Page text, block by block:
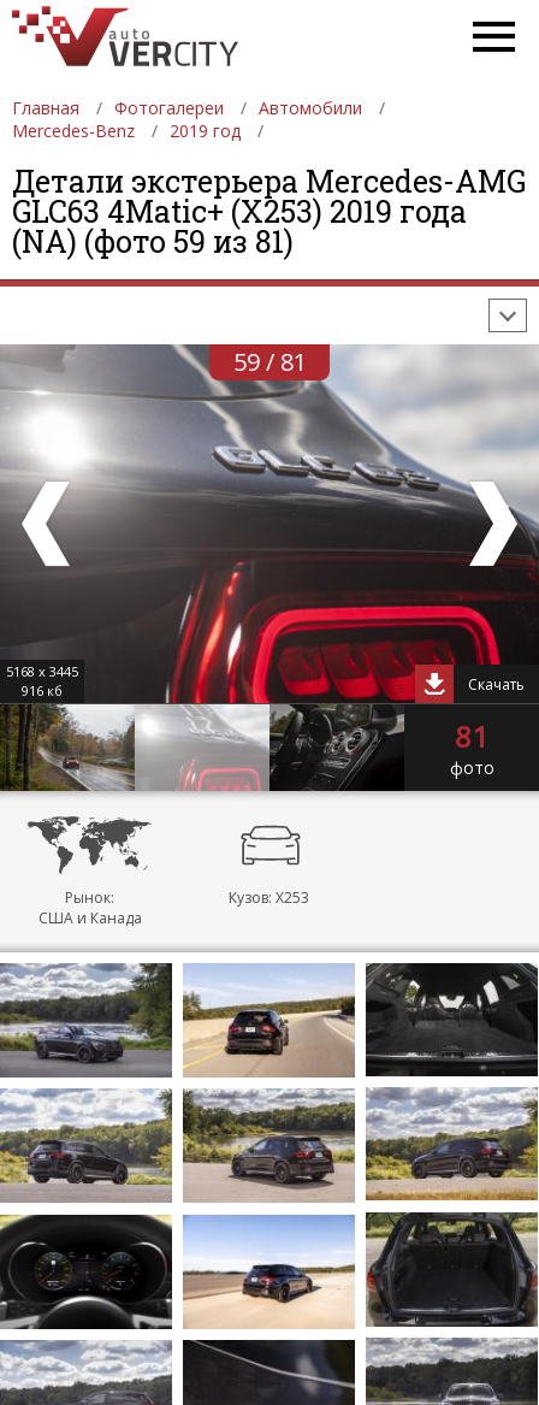
Главная Фотогалереи
Автомобили
Mercedes-Benz
2019 год
Детали экстерьера Mercedes-AMG
GLC63 4Matic+ (X253) 2019 года
(NA) (фото 59 из 81)
ФОТОГАЛЕРЕИ АВТОМОБИЛИ
ДЕВУШКИ
АВТОСАЛОНЫ
ФОРМУЛА-1
59 / 81
5168 x 3445
916 кб
Скачать
81
фото
Рынок:
США и Канада
Кузов: X253